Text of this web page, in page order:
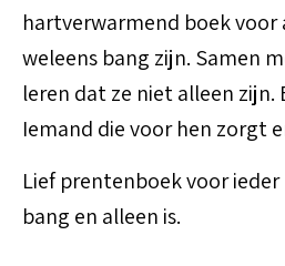
hartverwarmend boek voor
weleens bang zijn. Samen
leren dat ze niet alleen zijn.
Iemand die voor hen zorgt
Lief prentenboek voor
bang en alleen is.